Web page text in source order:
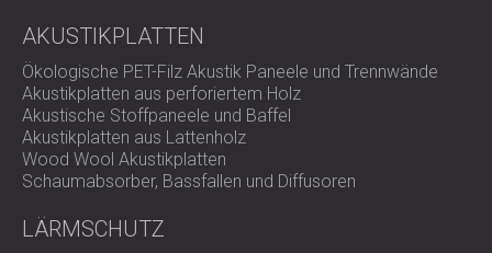
AKUSTIKPLATTEN
Ökologische PET-Filz Akustik Paneele und Trennwände
Akustikplatten aus perforiertem Holz
Akustische Stoffpaneele und Baffel
Akustikplatten aus Lattenholz
Wood Wool Akustikplatten
Schaumabsorber, Bassfallen und Diffusoren
LÄRMSCHUTZ